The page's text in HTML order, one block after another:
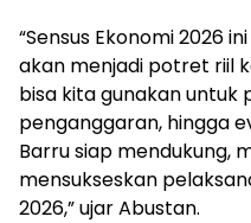
“Sensus Ekonomi 2026
akan menjadi potret riil
bisa kita gunakan untuk
penganggaran, hingga
Barru siap mendukung,
mensukseskan
2026,” ujar Abustan.